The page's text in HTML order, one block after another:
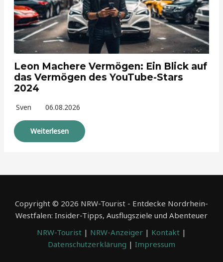
Leon Machere Vermögen: Ein Blick auf
das Vermögen des YouTube-Stars
2024
Sven 06.08.2026
Weiterlesen
Copyright © 2026 NRW-Tourist - Entdecke Nordrhein-
Westfalen: Insider-Tipps, Ausflugsziele und Abenteuer
NRW-Tourist | NRW-Anzeiger | Kontakt |
Datenschutzerklärung | Impressum